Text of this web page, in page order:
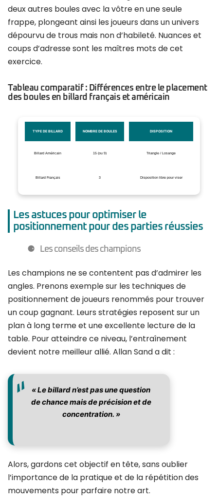
deux autres boules avec la vôtre en une seule
frappe, plongeant ainsi les joueurs dans un univers
dépourvu de trous mais non d’habileté. Nuances et
coups d’adresse sont les maîtres mots de cet
exercice.
Tableau comparatif : Différences entre le placement
des boules en billard français et américain
TYPE DE BILLARD NOMBRE DE BOULES DISPOSITION
Billard Américain 15 (ou 9) Triangle / Losange
Billard Français 3 Disposition libre pour viser
Les astuces pour optimiser le
positionnement pour des parties réussies
Les conseils des champions
Les champions ne se contentent pas d’admirer les
angles. Prenons exemple sur les techniques de
positionnement de joueurs renommés pour trouver
un coup gagnant. Leurs stratégies reposent sur un
plan à long terme et une excellente lecture de la
table. Pour atteindre ce niveau, l’entraînement
devient notre meilleur allié. Allan Sand a dit :
« Le billard n’est pas une question
de chance mais de précision et de
concentration. »
Alors, gardons cet objectif en tête, sans oublier
l’importance de la pratique et de la répétition des
mouvements pour parfaire notre art.